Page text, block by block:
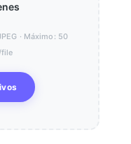
· Máximo: 50
file